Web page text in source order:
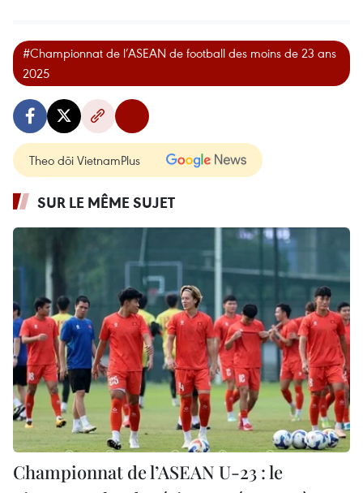
#Championnat de l’ASEAN de football des moins de 23 ans
2025
Theo dõi VietnamPlus
SUR LE MÊME SUJET
Championnat de l’ASEAN U-23 : le